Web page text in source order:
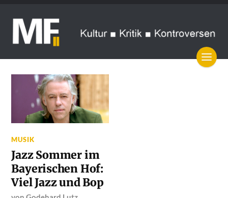
MUSIK
Jazz Sommer im
Bayerischen Hof:
Viel Jazz und Bop